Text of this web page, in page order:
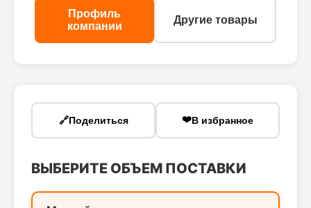
Профиль
компании
Другие товары
🔗Поделиться ❤️В избранное
ВЫБЕРИТЕ ОБЪЕМ ПОСТАВКИ